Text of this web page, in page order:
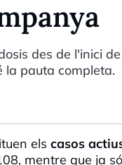
des de l'inici
la pauta completa.
els casos
mentre que ja